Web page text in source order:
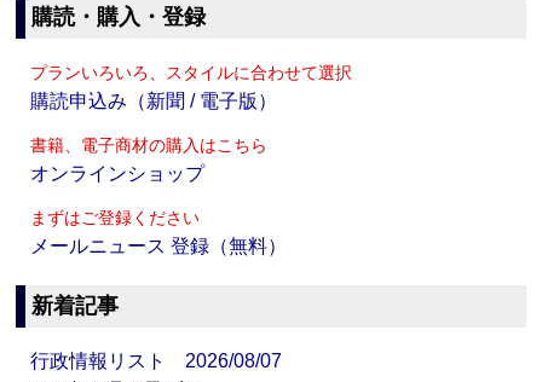
購読・購入・登録
プランいろいろ、スタイルに合わせて選択
購読申込み（新聞 / 電子版）
書籍、電子商材の購入はこちら
オンラインショップ
まずはご登録ください
メールニュース 登録（無料）
新着記事
行政情報リスト 2026/08/07